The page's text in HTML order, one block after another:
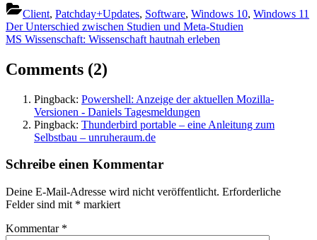
Client, Patchday+Updates, Software, Windows 10, Windows 11
Beitragsnavigation
Previous
Post:
Der Unterschied zwischen Studien und Meta-Studien
Next
MS Wissenschaft: Wissenschaft hautnah erleben
Comments (2)
Firefox
vs.
Firefox
ESR”
Pingback: Powershell: Anzeige der aktuellen Mozilla-
Versionen - Daniels Tagesmeldungen
Pingback: Thunderbird portable – eine Anleitung zum
Selbstbau – unruheraum.de
Schreibe einen Kommentar
Deine E-Mail-Adresse wird nicht veröffentlicht. Erforderliche
Felder sind mit * markiert
Kommentar *